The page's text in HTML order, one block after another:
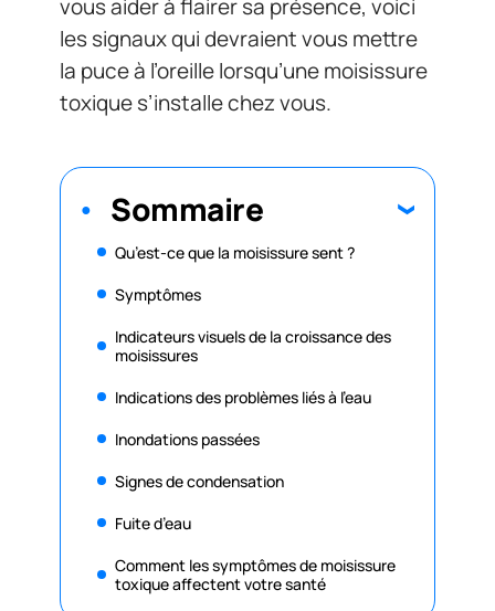
vous aider à flairer sa présence, voici
les signaux qui devraient vous mettre
la puce à l’oreille lorsqu’une moisissure
toxique s’installe chez vous.
Sommaire
Qu’est-ce que la moisissure sent ?
Symptômes
Indicateurs visuels de la croissance des
moisissures
Indications des problèmes liés à l’eau
Inondations passées
Signes de condensation
Fuite d’eau
Comment les symptômes de moisissure
toxique affectent votre santé